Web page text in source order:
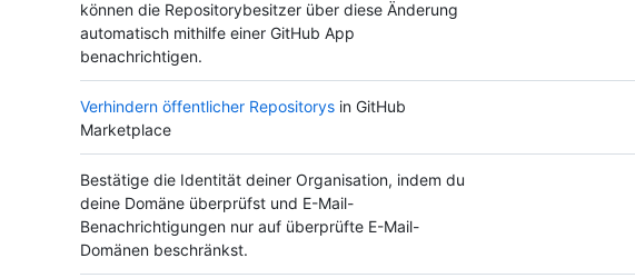
können die Repositorybesitzer über diese Änderung
automatisch mithilfe einer GitHub App
benachrichtigen.
Verhindern öffentlicher Repositorys in GitHub
Marketplace
Bestätige die Identität deiner Organisation, indem du
deine Domäne überprüfst und E-Mail-
Benachrichtigungen nur auf überprüfte E-Mail-
Domänen beschränkst.